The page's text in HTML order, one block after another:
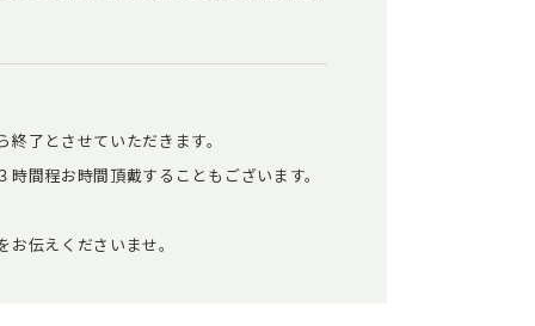
了とさせていただきます。
間程お時間頂戴することもございます。
伝えくださいませ。